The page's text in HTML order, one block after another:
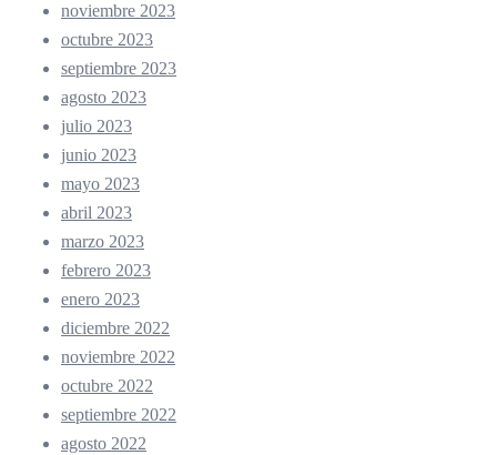
noviembre 2023
octubre 2023
septiembre 2023
agosto 2023
julio 2023
junio 2023
mayo 2023
abril 2023
marzo 2023
febrero 2023
enero 2023
diciembre 2022
noviembre 2022
octubre 2022
septiembre 2022
agosto 2022